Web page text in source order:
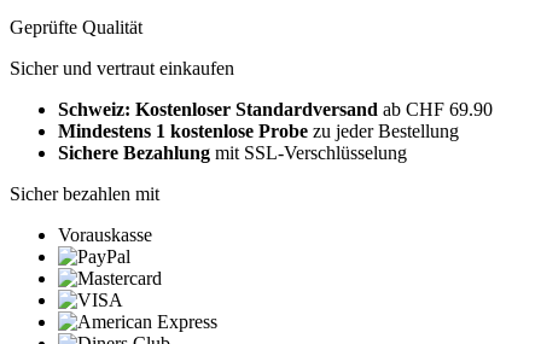
Geprüfte Qualität
Sicher und vertraut einkaufen
Schweiz: Kostenloser Standardversand ab CHF 69.90
Mindestens 1 kostenlose Probe zu jeder Bestellung
Sichere Bezahlung mit SSL-Verschlüsselung
Sicher bezahlen mit
Vorauskasse